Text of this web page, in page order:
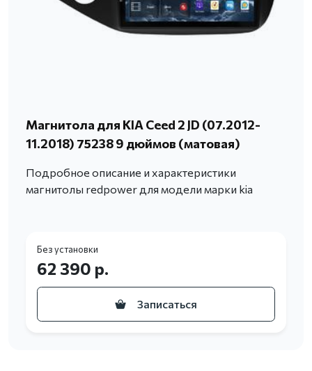
Магнитола для KIA Ceed 2 JD (07.2012-
11.2018) 75238 9 дюймов (матовая)
Подробное описание и характеристики
магнитолы redpower для модели марки kia
Без установки
62 390 р.
Записаться